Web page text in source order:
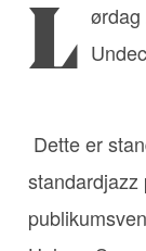
Dette er
standardjazz